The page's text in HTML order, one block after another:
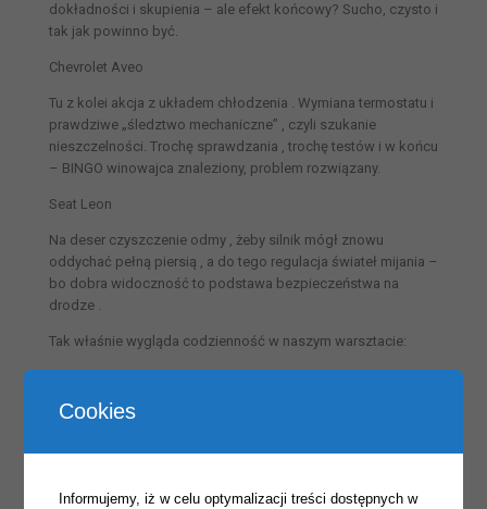
dokładności i skupienia – ale efekt końcowy? Sucho, czysto i
tak jak powinno być.
Chevrolet Aveo
Tu z kolei akcja z układem chłodzenia . Wymiana termostatu i
prawdziwe „śledztwo mechaniczne” , czyli szukanie
nieszczelności. Trochę sprawdzania , trochę testów i w końcu
– BINGO winowajca znaleziony, problem rozwiązany.
Seat Leon
Na deser czyszczenie odmy , żeby silnik mógł znowu
oddychać pełną piersią , a do tego regulacja świateł mijania –
bo dobra widoczność to podstawa bezpieczeństwa na
drodze .
Tak właśnie wygląda codzienność w naszym warsztacie:
wiedza i doświadczenie wchodzą do gry
Cookies
Informujemy, iż w celu optymalizacji treści dostępnych w